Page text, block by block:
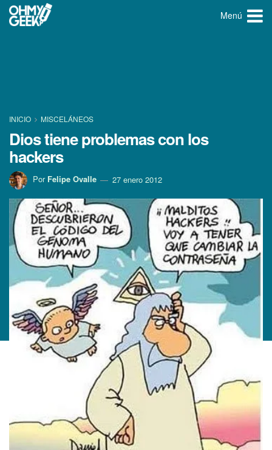
Menú
INICIO MISCELÁNEOS
Dios tiene problemas con los
hackers
Por Felipe Ovalle 27 enero 2012